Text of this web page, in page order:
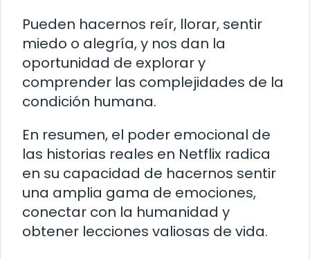
Pueden hacernos reír, llorar, sentir
miedo o alegría, y nos dan la
oportunidad de explorar y
comprender las complejidades de la
condición humana.
En resumen, el poder emocional de
las historias reales en Netflix radica
en su capacidad de hacernos sentir
una amplia gama de emociones,
conectar con la humanidad y
obtener lecciones valiosas de vida.